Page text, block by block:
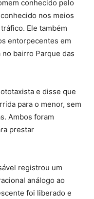
conhecido pelo
nos meios
Ele também
entorpecentes em
bairro Parque das
e disse que
para o menor, sem
Ambos foram
prestar
registrou um
análogo ao
foi liberado e